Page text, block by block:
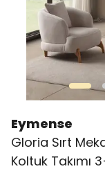
Eymense
Gloria Sırt
Koltuk Takımı